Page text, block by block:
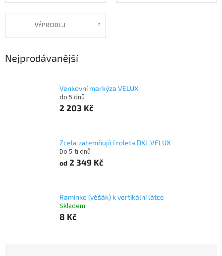
VÝPRODEJ
Nejprodávanější
Venkovní markýza VELUX
do 5 dnů
2 203 Kč
Zcela zatemňující roleta DKL VELUX
Do 5-ti dnů
od 2 349 Kč
Ramínko (věšák) k vertikální látce
Skladem
8 Kč